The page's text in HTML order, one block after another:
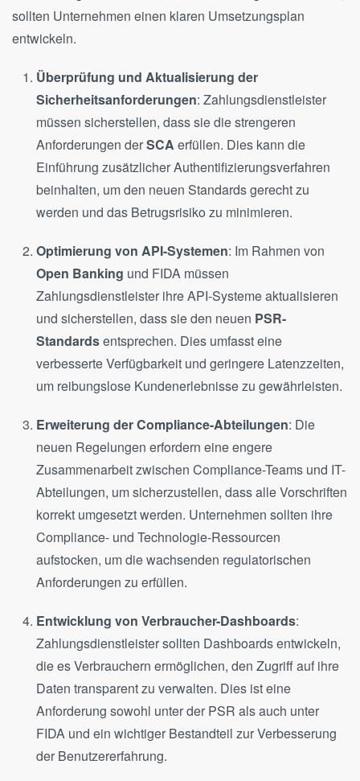
sollten Unternehmen einen klaren Umsetzungsplan
entwickeln.
Überprüfung und Aktualisierung der
Sicherheitsanforderungen: Zahlungsdienstleister
müssen sicherstellen, dass sie die strengeren
Anforderungen derSCA erfüllen. Dies kann die
Einführung zusätzlicher Authentifizierungsverfahren
beinhalten, um den neuen Standards gerecht zu
werden und das Betrugsrisiko zu minimieren.
Optimierung von API-Systemen: Im Rahmen von
Open Banking und FIDA müssen
Zahlungsdienstleister ihre API-Systeme aktualisieren
und sicherstellen, dass sie den neuen PSR-
Standardsentsprechen. Dies umfasst eine
verbesserte Verfügbarkeit und geringere Latenzzeiten,
um reibungslose Kundenerlebnisse zu gewährleisten​.
Erweiterung der Compliance-Abteilungen: Die
neuen Regelungen erfordern eine engere
Zusammenarbeit zwischen Compliance-Teams und IT-
Abteilungen, um sicherzustellen, dass alle Vorschriften
korrekt umgesetzt werden. Unternehmen sollten ihre
Compliance- und Technologie-Ressourcen
aufstocken, um die wachsenden regulatorischen
Anforderungen zu erfüllen​.
Entwicklung von Verbraucher-Dashboards:
Zahlungsdienstleister sollten Dashboards entwickeln,
die es Verbrauchern ermöglichen, den Zugriff auf ihre
Daten transparent zu verwalten. Dies ist eine
Anforderung sowohl unter der PSR als auch unter
FIDA und ein wichtiger Bestandteil zur Verbesserung
der Benutzererfahrung​.